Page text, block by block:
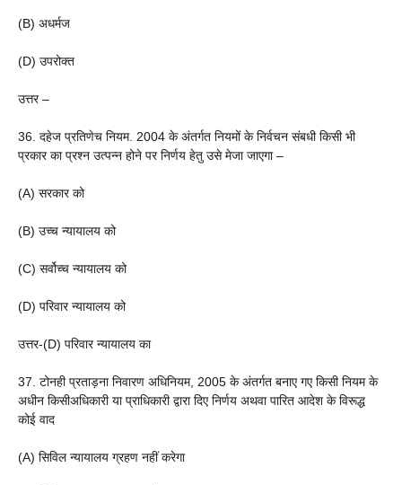
(B) अधर्मज
(D) उपरोक्त
उत्तर –
36. दहेज प्रतिणेच नियम. 2004 के अंतर्गत नियमों के निर्वचन संबधी किसी भी
प्रकार का प्रश्न उत्पन्न होने पर निर्णय हेतु उसे मेजा जाएगा –
(A) सरकार को
(B) उच्च न्यायालय को
(C) सर्वोच्च न्यायालय को
(D) परिवार न्यायालय को
उत्तर-(D) परिवार न्यायालय का
37. टोनही प्रताड़ना निवारण अधिनियम, 2005 के अंतर्गत बनाए गए किसी नियम के
अधीन किसीअधिकारी या प्राधिकारी द्वारा दिए निर्णय अथवा पारित आदेश के विरूद्ध
कोई वाद
(A) सिविल न्यायालय ग्रहण नहीं करेगा